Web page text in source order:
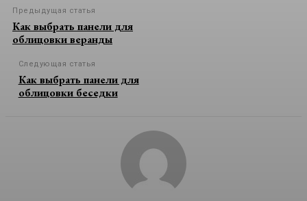
Предыдущая статья
Как выбрать панели для
облицовки веранды
Следующая статья
Как выбрать панели для
облицовки беседки